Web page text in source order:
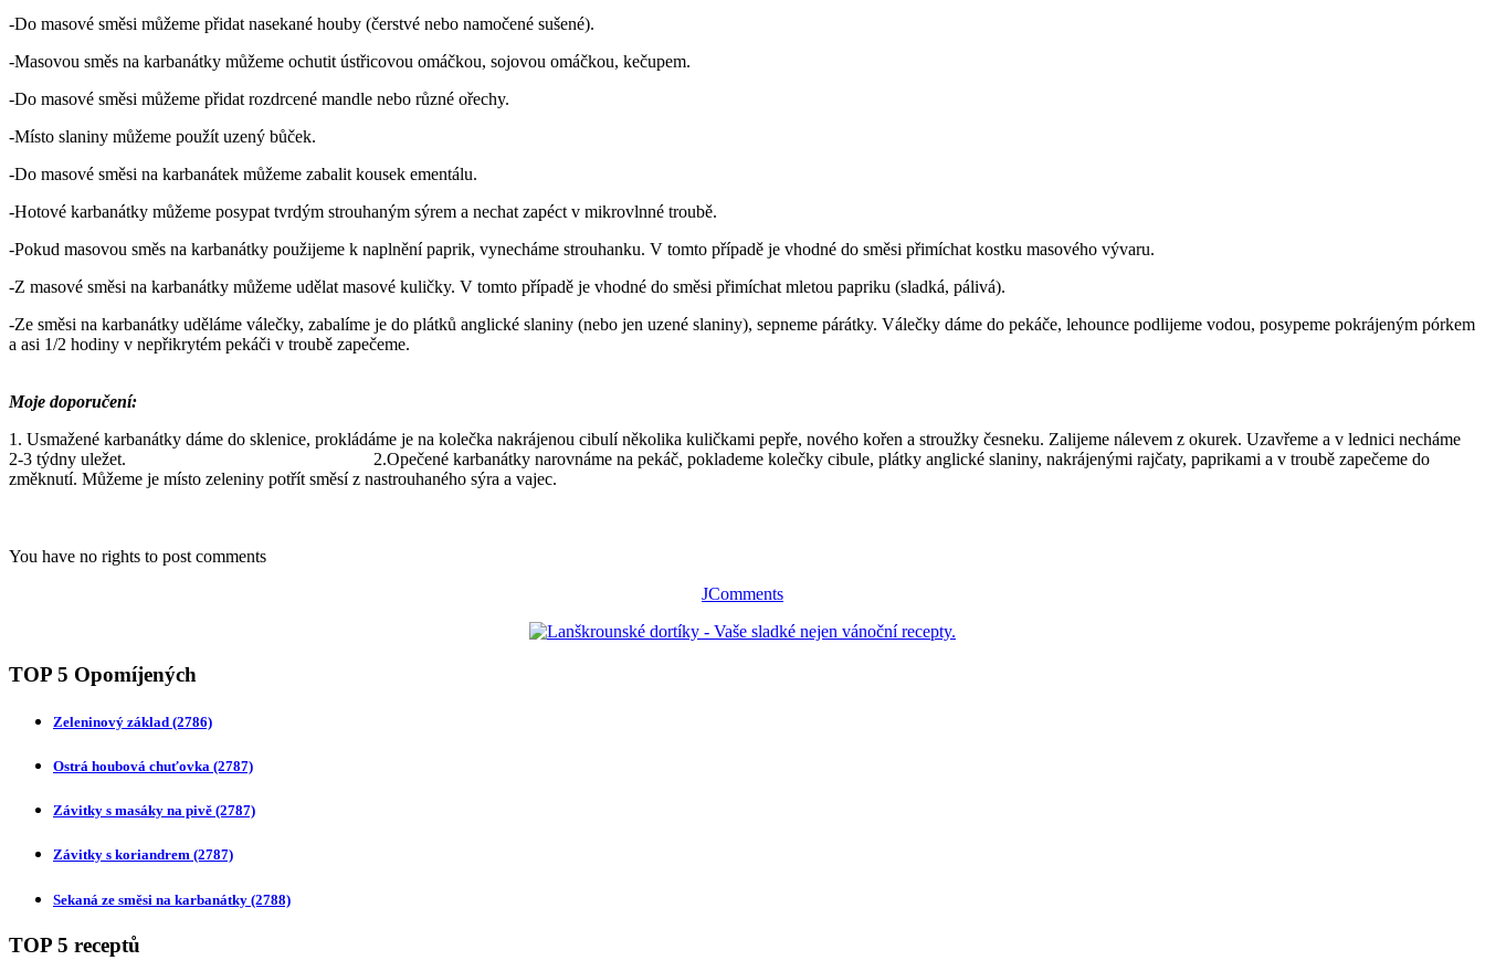
-Do masové směsi můžeme přidat nasekané houby (čerstvé nebo namočené sušené).
-Masovou směs na karbanátky můžeme ochutit ústřicovou omáčkou, sojovou omáčkou, kečupem.
-Do masové směsi můžeme přidat rozdrcené mandle nebo různé ořechy.
-Místo slaniny můžeme použít uzený bůček.
-Do masové směsi na karbanátek můžeme zabalit kousek ementálu.
-Hotové karbanátky můžeme posypat tvrdým strouhaným sýrem a nechat zapéct v mikrovlnné troubě.
-Pokud masovou směs na karbanátky použijeme k naplnění paprik, vynecháme strouhanku. V tomto případě je vhodné do směsi přimíchat kostku masového vývaru.
-Z masové směsi na karbanátky můžeme udělat masové kuličky. V tomto případě je vhodné do směsi přimíchat mletou papriku (sladká, pálivá).
-Ze směsi na karbanátky uděláme válečky, zabalíme je do plátků anglické slaniny (nebo jen uzené slaniny), sepneme párátky. Válečky dáme do pekáče, lehounce podlijeme vodou, posypeme pokrájeným pórkem
a asi 1/2 hodiny v nepřikrytém pekáči v troubě zapečeme.
Moje doporučení:
1. Usmažené karbanátky dáme do sklenice, prokládáme je na kolečka nakrájenou cibulí několika kuličkami pepře, nového kořen a stroužky česneku. Zalijeme nálevem z okurek. Uzavřeme a v lednici necháme
2-3 týdny uležet. 2.Opečené karbanátky narovnáme na pekáč, poklademe kolečky cibule, plátky anglické slaniny, nakrájenými rajčaty, paprikami a v troubě zapečeme do
změknutí. Můžeme je místo zeleniny potřít směsí z nastrouhaného sýra a vajec.
You have no rights to post comments
JComments
TOP 5 Opomíjených
Zeleninový základ (2786)
Ostrá houbová chuťovka (2787)
Závitky s masáky na pivě (2787)
Závitky s koriandrem (2787)
Sekaná ze směsi na karbanátky (2788)
TOP 5 receptů